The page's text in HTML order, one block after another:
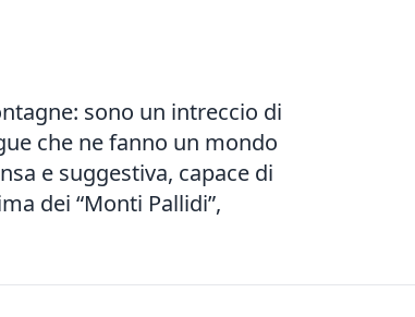
sono un intreccio di
che ne fanno un mondo
e suggestiva, capace di
dei “Monti Pallidi”,